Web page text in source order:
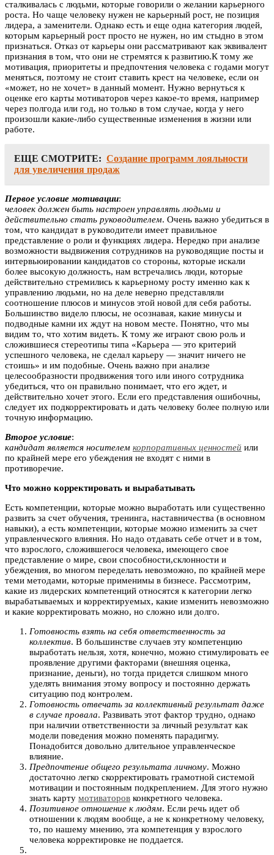
сталкивалась с людьми, которые говорили о желании карьерного
роста. Но чаще человеку нужен не карьерный рост, не позиция
лидера, а заменители. Однако есть и еще одна категория людей,
которым карьерный рост просто не нужен, но им стыдно в этом
признаться. Отказ от карьеры они рассматривают как эквивалент
признания в том, что они не стремятся к развитию.К тому же
мотивация, приоритеты и предпочтения человека с годами могут
меняться, поэтому не стоит ставить крест на человеке, если он
«может, но не хочет» в данный момент. Нужно вернуться к
оценке его карты мотиваторов через какое-то время, например
через полгода или год, но только в том случае, когда у него
произошли какие-либо существенные изменения в жизни или
работе.
ЕЩЕ СМОТРИТЕ: Создание программ лояльности
для увеличения продаж
Первое условие мотивации:
человек должен быть настроен управлять людьми и
действительно стать руководителем. Очень важно убедиться в
том, что кандидат в руководители имеет правильное
представление о роли и функциях лидера. Нередко при анализе
возможности выдвижения сотрудников на руководящие посты и
интервьюировании кандидатов со стороны, которые искали
более высокую должность, нам встречались люди, которые
действительно стремились к карьерному росту именно как к
управлению людьми, но на деле неверно представляли
соотношение плюсов и минусов этой новой для себя работы.
Большинство видело плюсы, не осознавая, какие минусы и
подводные камни их ждут на новом месте. Понятно, что мы
видим то, что хотим видеть. К тому же играют свою роль и
сложившиеся стереотипы типа «Карьера — это критерий
успешного человека, не сделал карьеру — значит ничего не
стоишь» и им подобные. Очень важно при анализе
целесообразности продвижения того или иного сотрудника
убедиться, что он правильно понимает, что его ждет, и
действительно хочет этого. Если его представления ошибочны,
следует их подкорректировать и дать человеку более полную или
точную информацию.
Второе условие:
кандидат является носителем корпоративных ценностей или
по крайней мере его убеждения не входят с ними в
противоречие.
Что можно корректировать и вырабатывать
Есть компетенции, которые можно выработать или существенно
развить за счет обучения, тренинга, наставничества (в основном
навыки), а есть компетенции, которые можно изменить за счет
управленческого влияния. Но надо отдавать себе отчет и в том,
что взрослого, сложившегося человека, имеющего свое
представление о мире, свои способности,склонности и
убеждения, во многом переделать невозможно, по крайней мере
теми методами, которые применимы в бизнесе. Рассмотрим,
какие из лидерских компетенций относятся к категории легко
вырабатываемых и корректируемых, какие изменить невозможно
и какие корректировать можно, но сложно или долго.
Готовность взять на себя ответственность за
коллектив. В большинстве случаев эту компетенцию
выработать нельзя, хотя, конечно, можно стимулировать ее
проявление другими факторами (внешняя оценка,
признание, деньги), но тогда придется слишком много
уделять внимания этому вопросу и постоянно держать
ситуацию под контролем.
Готовность отвечать за коллективный результат даже
в случае провала. Развивать этот фактор трудно, однако
при наличии ответственности за личный результат как
модели поведения можно поменять парадигму.
Понадобится довольно длительное управленческое
влияние.
Предпочтение общего результата личному. Можно
достаточно легко скорректировать грамотной системой
мотивации и постоянным подкреплением. Для этого нужно
знать карту мотиваторов конкретного человека.
Позитивное отношение к людям. Если речь идет об
отношении к людям вообще, а не к конкретному человеку,
то, по нашему мнению, эта компетенция у взрослого
человека корректировке не поддается.